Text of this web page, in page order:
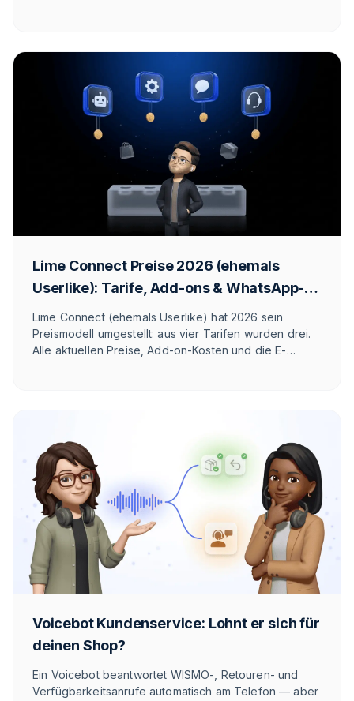
Lime Connect Preise 2026 (ehemals
Userlike): Tarife, Add-ons & WhatsApp-
Kosten
Lime Connect (ehemals Userlike) hat 2026 sein
Preismodell umgestellt: aus vier Tarifen wurden drei.
Alle aktuellen Preise, Add-on-Kosten und die E-
Voicebot Kundenservice: Lohnt er sich für
deinen Shop?
Ein Voicebot beantwortet WISMO-, Retouren- und
Verfügbarkeitsanrufe automatisch am Telefon — aber